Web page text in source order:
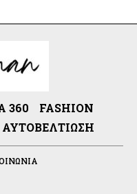
360
FASHION
ΑΥΤΟΒΕΛΤΊΩΣΗ